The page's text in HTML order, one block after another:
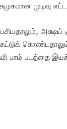
முடிவு
அக்ஷய்
பாம் படத்தை